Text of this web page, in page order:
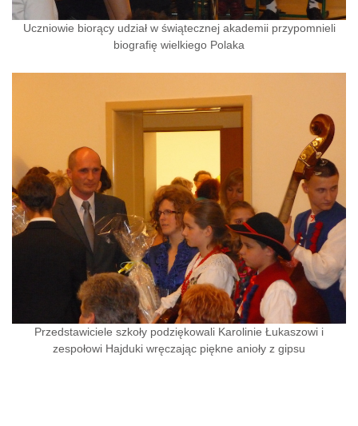
Uczniowie biorący udział w świątecznej akademii przypomnieli
biografię wielkiego Polaka
Przedstawiciele szkoły podziękowali Karolinie Łukaszowi i
zespołowi Hajduki wręczając piękne anioły z gipsu